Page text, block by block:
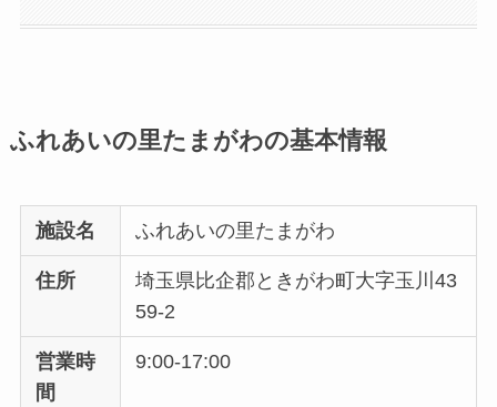
ふれあいの里たまがわの基本情報
施設名 ふれあいの里たまがわ
住所
埼玉県比企郡ときがわ町大字玉川43
59-2
営業時
間
9:00-17:00